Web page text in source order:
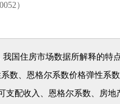
）
国住房市场数据所解释的特
数、恩格尔系数价格弹性系
支配收入、恩格尔系数、房地